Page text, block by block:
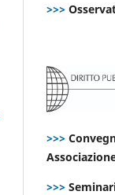
>>>
>>>
>>>